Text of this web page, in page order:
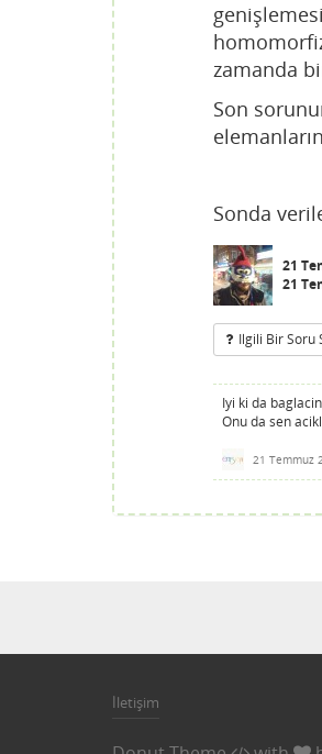
zamanda
Son
Sonda
21
21
Ilgili Bir Soru
Iyi ki da
Onu da sen
21 Temmuz
İletişim